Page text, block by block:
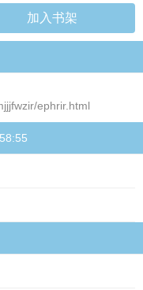
加入书架
ephrir.html